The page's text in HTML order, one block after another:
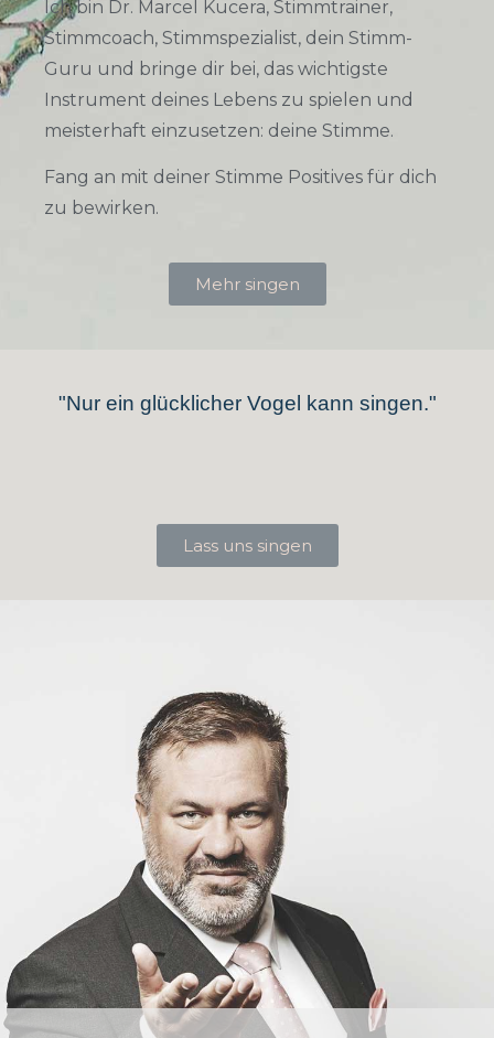
Ich bin Dr. Marcel Kucera, Stimmtrainer,
Stimmcoach, Stimmspezialist, dein Stimm-
Guru und bringe dir bei, das wichtigste
Instrument deines Lebens zu spielen und
meisterhaft einzusetzen: deine Stimme.
Fang an mit deiner Stimme Positives für dich
zu bewirken.
Mehr singen
"Nur ein glücklicher Vogel kann singen."
Lass uns singen